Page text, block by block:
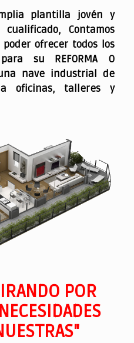
plantilla jovén y
cualificado, Contamos
ofrecer todos los
su REFORMA O
una nave industrial de
oficinas, talleres y
POR